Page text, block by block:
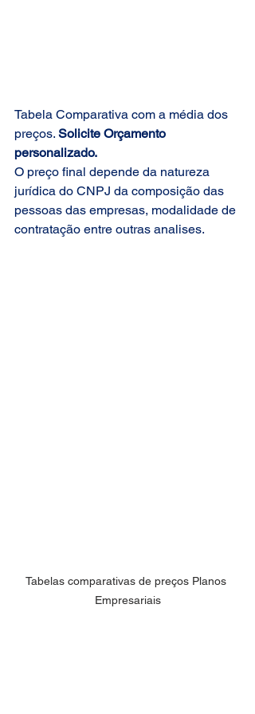
Tabela Comparativa com a média dos
preços. Solicite Orçamento
personalizado.
O preço final depende da natureza
jurídica do CNPJ da composição das
pessoas das empresas, modalidade de
contratação entre outras analises.
Tabelas comparativas de preços Planos
Empresariais